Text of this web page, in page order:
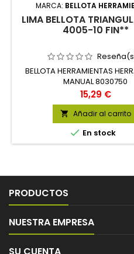
MARCA: BELLOTA
LIMA BELLOTA
4005-10 FIN**
BELLOTA HERRAMIENTAS
MANUAL 8030750
Precio
15,29 €
 Añadir al carrito
 En stock
PRODUCTOS
NUESTRA EMPRESA